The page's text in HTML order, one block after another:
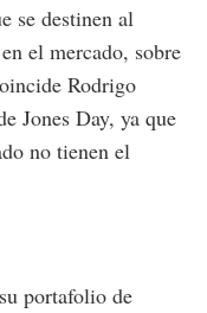
se destinen al
el mercado, sobre
Rodrigo
Jones Day, ya que
no tienen el
portafolio de